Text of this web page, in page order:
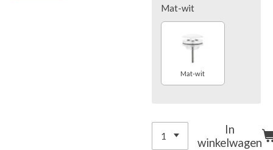
Mat-wit
Mat-wit
In
winkelwagen